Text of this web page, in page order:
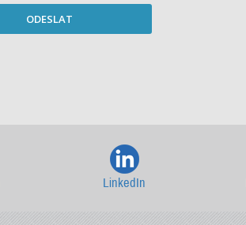
ODESLAT
LinkedIn